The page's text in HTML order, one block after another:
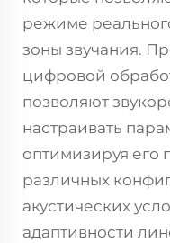
режиме
зоны звучания.
цифровой
позволяют
настраивать
оптимизируя его
различных
акустических
адаптивности